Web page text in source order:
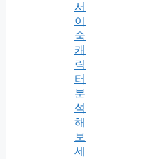
서
이
숙
캐
릭
터
분
석
해
보
세